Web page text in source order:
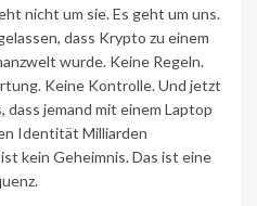
nicht um sie. Es geht um uns.
dass Krypto zu einem
wurde. Keine Regeln.
Keine Kontrolle. Und jetzt
dass jemand mit einem Laptop
Identität Milliarden
kein Geheimnis. Das ist eine